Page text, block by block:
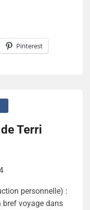
Pinterest
Terri
personnelle) :
voyage dans